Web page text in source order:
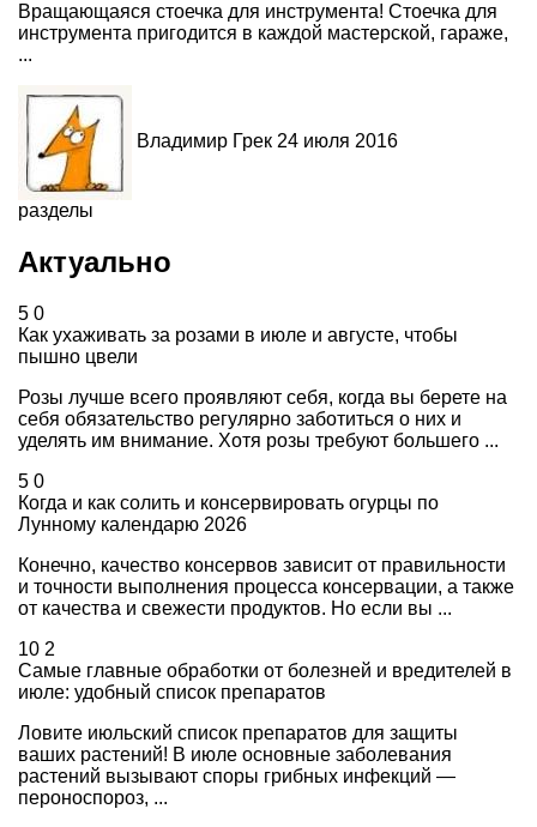
Вращающаяся стоечка для инструмента! Стоечка для
инструмента пригодится в каждой мастерской, гараже,
...
Владимир Грек 24 июля 2016
разделы
Актуально
5 0
Как ухаживать за розами в июле и августе, чтобы
пышно цвели
Розы лучше всего проявляют себя, когда вы берете на
себя обязательство регулярно заботиться о них и
уделять им внимание. Хотя розы требуют большего ...
5 0
Когда и как солить и консервировать огурцы по
Лунному календарю 2026
Конечно, качество консервов зависит от правильности
и точности выполнения процесса консервации, а также
от качества и свежести продуктов. Но если вы ...
10 2
Самые главные обработки от болезней и вредителей в
июле: удобный список препаратов
Ловите июльский список препаратов для защиты
ваших растений! В июле основные заболевания
растений вызывают споры грибных инфекций —
пероноспороз, ...